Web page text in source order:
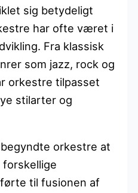
sig betydeligt
har ofte været i
Fra klassisk
som jazz, rock og
orkestre tilpasset
stilarter og
orkestre at
til fusionen af